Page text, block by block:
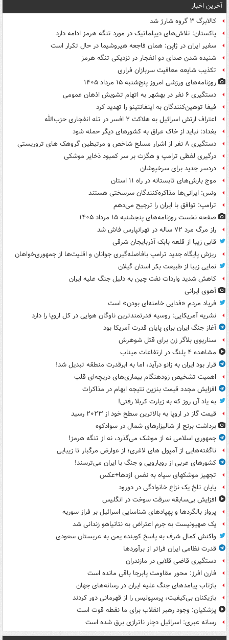
آخرین اخبار
کالابرگ ۳ گروه شارژ شد
پاکستان: تلاش‌های دیپلماتیک در مورد تنگه هرمز ادامه دارد
سفیر ایران در ژاپن: همان فاجعه هیروشیما در حال تکرار است
شنیده شدن صدای دو انفجار در نزدیکی تنگه هرمز
تکذیب شایعه معافیت سربازان فراری
روزنامه‌های ورزشی امروز پنج‌شنبه ۱۵ مرداد ۱۴۰۵
دستگیری ۶ نفر در بهشهر به اتهام تشویش اذهان عمومی
فیفا توهین‌کنندگان به اینفانتینو را تهدید کرد
اعتراف ارتش اسرائیل به هلاکت ۲ افسر در تله انفجاری حزب‌الله
بغداد: نباید از خاک عراق به کشورهای دیگر حمله شود
دستگیری ۸ نفر از اشرار مسلح شاخص و مرتبطین گروهک های تروریستی
درگیری لفظی ترامپ و هگزث بر سر کمبود ذخایر موشکی
دردسر جدید برای سرخپوشان
موج بارش‌های تابستانه در راه ۱۱ استان
ونس: ایرانی‌ها مذاکره‌کنندگان سرسختی هستند
ترامپ: توافق با ایران را ترجیح می‌دهم
صفحه نخست روزنامه‌های پنجشنبه ۱۵ مرداد ۱۴۰۵
راز مرگ مرد ۷۲ ساله در تهرانپارس فاش شد
قابی زیبا از قلعه بابک آذربایجان شرقی
ریزش پایگاه جدید ترامپ بافاصله‌گیری جوانان و اقلیت‌ها از جمهوری‌خواهان
نمایی زیبا از طبیعت بکر استان گیلان
کاهش شدید واردات نفت چین به دلیل جنگ علیه ایران
آهوی ایرانی
فریاد مردم «فدایی خامنه‌ای بودن» است
نشریه آمریکایی: روسیه قدرتمندترین ناوگان هوایی در کل اروپا را دارد
آغاز جنگ ایران برای پایان قدرت آمریکا بود
سناریوی بلاگر زن برای قتل شوهرش
مشاهده ۴ پلنگ در ارتفاعات میناب
قرار بود ایران به زانو درآید، اما به ابرقدرت منطقه تبدیل شد!
اهمیت تشخیص زودهنگام بیماری‌های دریچه‌ای قلب
افزایش مجدد قیمت بنزین نتیجه ابهام در مذاکرات
به یاد آن روز که به زیارت کربلا رفتی!
قیمت گاز در اروپا به بالاترین سطح خود از ۲۰۲۳ رسید
برداشت برنج از شالیزارهای شمال در سوادکوه
جمهوری اسلامی نه از موشک می‌گذرد، نه از تنگه هرمز!
ناگفته‌هایی از آمپول های لاغری؛ از عوارض مرگبار تا زیبایی
کشورهای عربی از رویارویی و جنگ با ایران می‌ترسند!
تجهیز موشکهای سپاه به نفس اژدها+عکس
پایان تلخ یک نزاع خانوادگی در دورود
افزایش بی‌سابقه سرقت سوخت در انگلیس
پرواز بالگردها و پهپادهای شناسایی اسرائیل بر فراز سوریه
یک صهیونیست به جرم اعتراض به نتانیاهو زندانی شد
واکنش کمال شرف به پاسخ کوبنده یمن به عربستان سعودی
قدرت نظامی ایران فراتر از برآوردها
دستگیری قاضی قلابی در مازندران
فارن افرز: محور مقاومت پابرجا باقی مانده است
بازتاب پیامدهای جنگ علیه ایران در رسانه‌های جهان
بازیکنان بی‌کیفیت، پرسپولیس را از قهرمانی دور کردند
پزشکیان: وجود رهبر انقلاب برای ما نقطه قوت است
رسانه عبری: اسرائیل دچار ناترازی برق شده است